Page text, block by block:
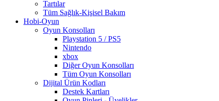
Tartılar
Tüm Sağlık-Kişisel Bakım
Hobi-Oyun
Oyun Konsolları
Playstation 5 / PS5
Nintendo
xbox
Diğer Oyun Konsolları
Tüm Oyun Konsolları
Dijital Ürün Kodları
Destek Kartları